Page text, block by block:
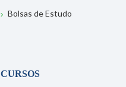
Bolsas de Estudo
CURSOS